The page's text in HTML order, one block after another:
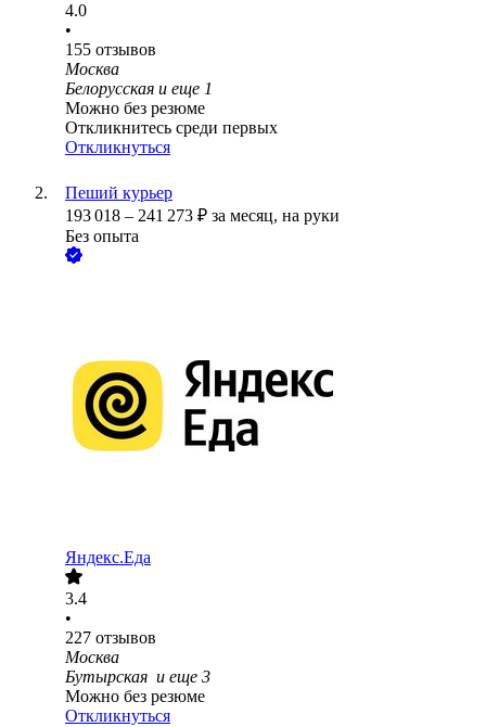
4.0
•
155 отзывов
Москва
Белорусская и еще 1
Можно без резюме
Откликнитесь среди первых
Откликнуться
Пеший курьер
193 018 – 241 273 ₽ за месяц, на руки
Без опыта
Яндекс.Еда
3.4
•
227 отзывов
Москва
Бутырская и еще 3
Можно без резюме
Откликнуться